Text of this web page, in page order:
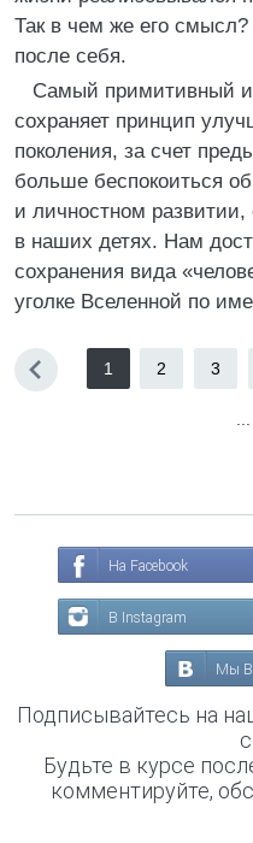
Так в чем же его
после себя.
Самый примитивный
сохраняет принцип
поколения, за счет
больше беспокоиться
и личностном
в наших детях. Нам
сохранения вида
уголке Вселенной по
1 2 3
На Facebook
В Instagram
Мы
Подписывайтесь на
Будьте в курсе
комментируйте,